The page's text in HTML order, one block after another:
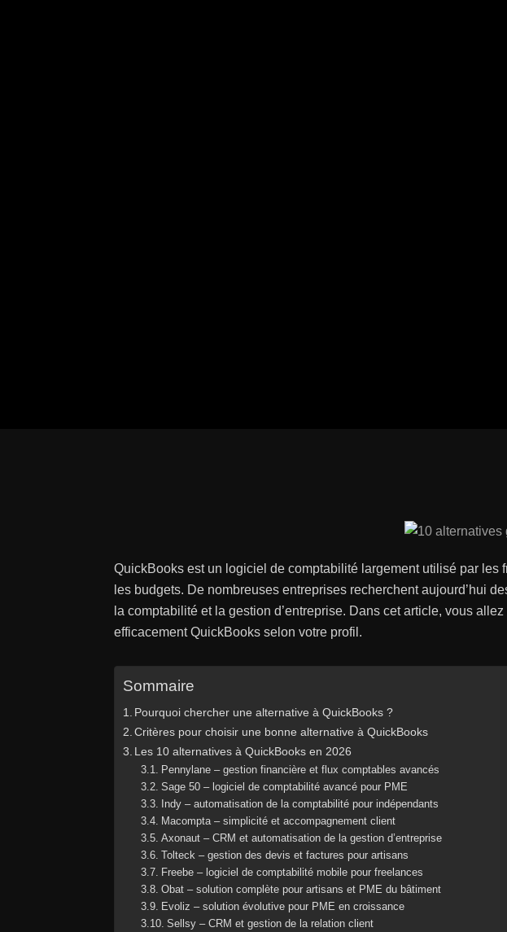
QuickBooks est un logiciel de comptabilité largement utilisé par
les budgets. De nombreuses entreprises recherchent aujourd’hui
la comptabilité et la gestion d’entreprise. Dans cet article, vous
efficacement QuickBooks selon votre profil.
Sommaire
Pourquoi chercher une alternative à QuickBooks ?
Critères pour choisir une bonne alternative à QuickBooks
Les 10 alternatives à QuickBooks en 2026
Pennylane – gestion financière et flux comptables avancés
Sage 50 – logiciel de comptabilité avancé pour PME
Indy – automatisation de la comptabilité pour indépendants
Macompta – simplicité et accompagnement client
Axonaut – CRM et automatisation de la gestion d’entreprise
Tolteck – gestion des devis et factures pour artisans
Freebe – logiciel de comptabilité mobile pour freelances
Obat – solution complète pour artisans et PME du bâtiment
Evoliz – solution évolutive pour PME en croissance
Sellsy – CRM et gestion de la relation client